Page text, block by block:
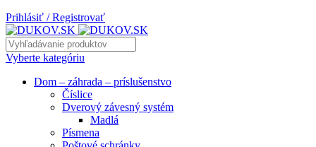
Prihlásiť / Registrovať
Vyberte kategóriu
Dom – záhrada – príslušenstvo
Číslice
Dverový závesný systém
Madlá
Písmena